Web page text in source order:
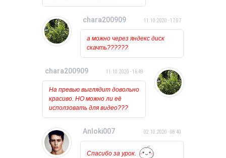
установлены и обновлены.
то ничего вообще не
происходит, лишь на курсоре
какое то время мигает
загрузка. Может у кого
нибудь была такая проблема?
chara200909 11.10.2020 - 17:07
а можно через яндекс диск
скачть??????
chara200909 11.10.2020 - 16:49
На превью выглядит довольно
красиво. НО можно ли её
исползовать для видео???
Anloki007 02.10.2020 - 08:40
Спасибо за урок.